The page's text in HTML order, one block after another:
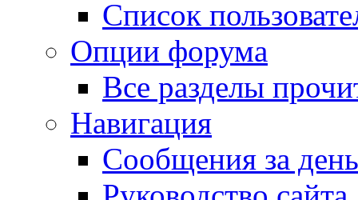
Список
Опции форума
Все разделы
Навигация
Сообщения за день